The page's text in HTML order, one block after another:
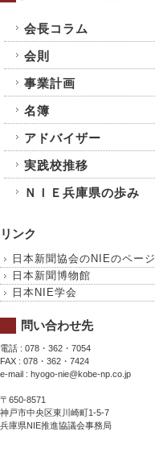
会長コラム
会則
事業計画
名簿
アドバイザー
実践校推移
ＮＩＥ兵庫県の歩み
リンク
日本新聞協会のNIEのページ
日本新聞博物館
日本NIE学会
問い合わせ先
電話 : 078・362・7054
FAX : 078・362・7424
e-mail : hyogo-nie@kobe-np.co.jp
〒650-8571
神戸市中央区東川崎町1-5-7
兵庫県NIE推進協議会事務局